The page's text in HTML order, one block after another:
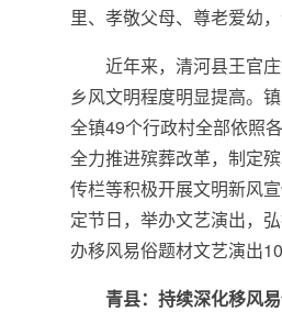
里、孝敬父母、尊老爱幼
近年来，清河县王官
乡风文明程度明显提高。
全镇49个行政村全部依照
全力推进殡葬改革，制定
传栏等积极开展文明新风
定节日，举办文艺演出，
办移风易俗题材文艺演出
青县：持续深化移风